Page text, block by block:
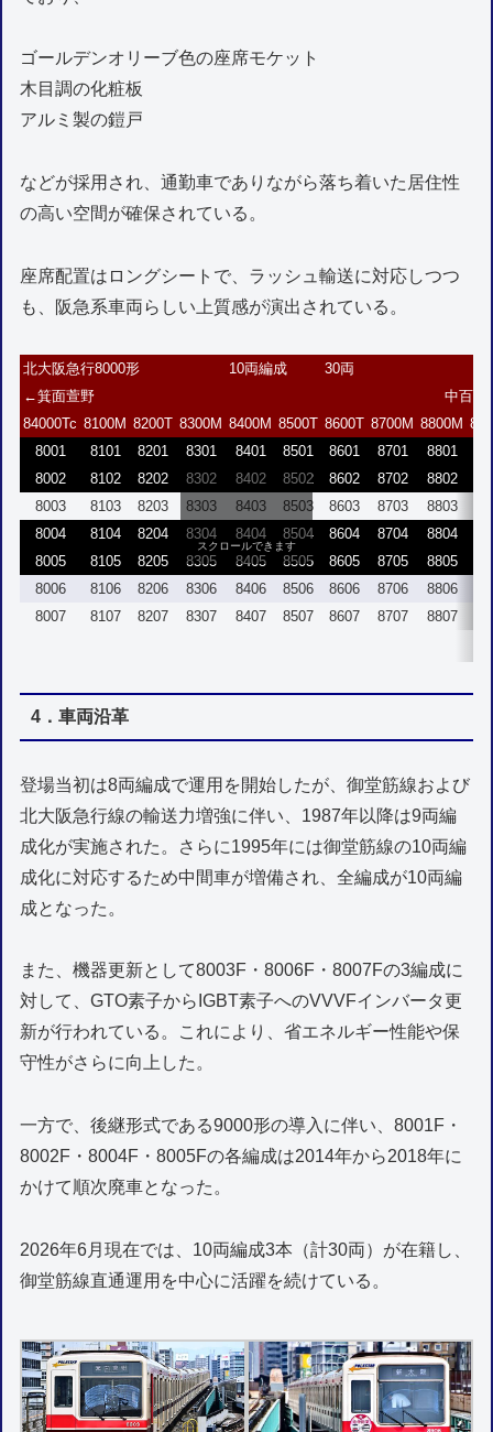
ゴールデンオリーブ色の座席モケット
木目調の化粧板
アルミ製の鎧戸
などが採用され、通勤車でありながら落ち着いた居住性
の高い空間が確保されている。
座席配置はロングシートで、ラッシュ輸送に対応しつつ
も、阪急系車両らしい上質感が演出されている。
北大阪急行8000形 10両編成
30両
←箕面萱野
中百
84000Tc 8100M 8200T 8300M 8400M 8500T 8600T 8700M 8800M
8001
8101 8201 8301 8401 8501 8601 8701 8801
8002
8102 8202 8302 8402 8502 8602 8702 8802
8003
8103 8203 8303 8403 8503 8603 8703 8803
8004
8104 8204 8304 8404 8504 8604 8704 8804
8005
8105 8205 8305 8405 8505 8605 8705 8805
8006
8106 8206 8306 8406 8506 8606 8706 8806
8007
8107 8207 8307 8407 8507 8607 8707 8807
スクロールできます
4．車両沿革
登場当初は8両編成で運用を開始したが、御堂筋線および
北大阪急行線の輸送力増強に伴い、1987年以降は9両編
成化が実施された。さらに1995年には御堂筋線の10両編
成化に対応するため中間車が増備され、全編成が10両編
成となった。
また、機器更新として8003F・8006F・8007Fの3編成に
対して、GTO素子からIGBT素子へのVVVFインバータ更
新が行われている。これにより、省エネルギー性能や保
守性がさらに向上した。
一方で、後継形式である9000形の導入に伴い、8001F・
8002F・8004F・8005Fの各編成は2014年から2018年に
かけて順次廃車となった。
2026年6月現在では、10両編成3本（計30両）が在籍し、
御堂筋線直通運用を中心に活躍を続けている。